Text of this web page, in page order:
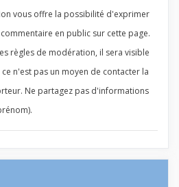
vous offre la possibilité d'exprimer
en public sur cette page.
règles de modération, il sera visible
n'est pas un moyen de contacter la
Ne partagez pas d'informations